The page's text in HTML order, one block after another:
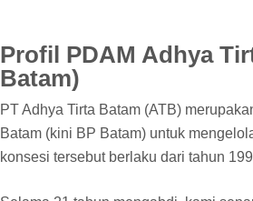
Profil PDAM Adhya
Batam)
PT Adhya Tirta Batam (ATB)
Batam (kini BP Batam) untuk
konsesi tersebut berlaku dari tahun